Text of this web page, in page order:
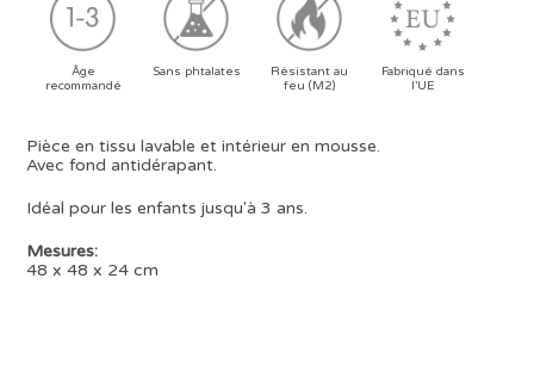
Âge
recommandé
Sans phtalates
Résistant au
feu (M2)
Fabriqué dans
l’UE
Pièce en tissu lavable et intérieur en mousse.
Avec fond antidérapant.
Idéal pour les enfants jusqu'à 3 ans.
Mesures:
48 x 48 x 24 cm